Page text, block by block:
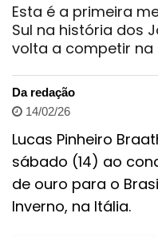
Esta é a primeira
Sul na história dos
volta a competir na
Da redação
14/02/26
Lucas Pinheiro
sábado (14) ao
de ouro para o
Inverno, na Itália.